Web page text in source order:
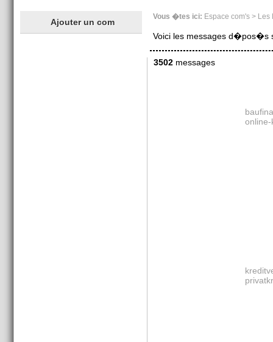
Vous �tes ici: Espace com's > Les
Voici les messages d�pos�s
3502messages
online-
Ajouter un com